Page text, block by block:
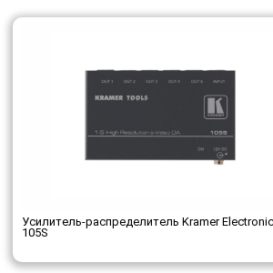
Усилитель-распределитель Kramer
105S